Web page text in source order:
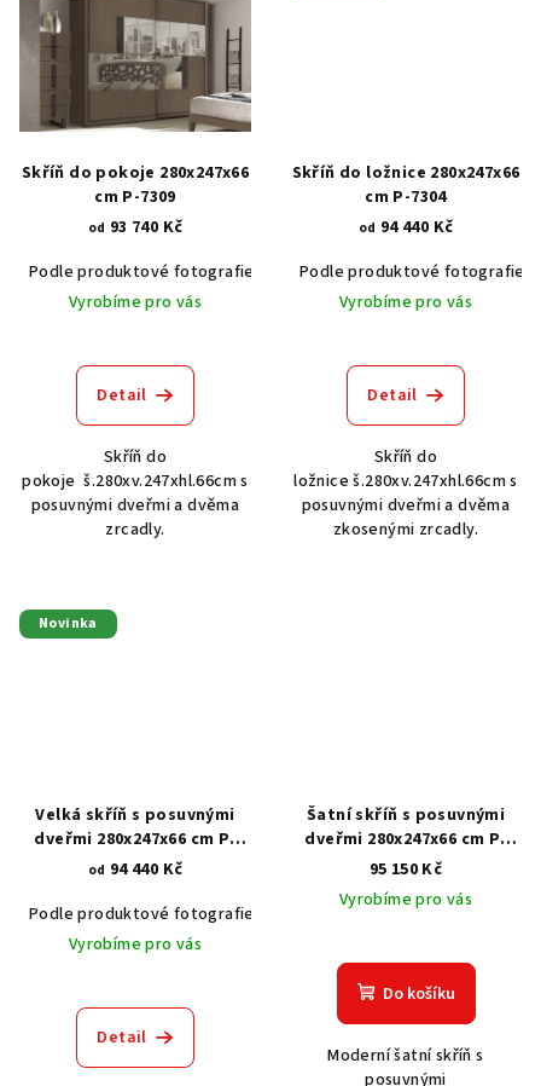
Skříň do pokoje 280x247x66
cm P-7309
od 93 740 Kč
Podle produktové fotografie
Akát vintage BT1551
Dub světlý
Vyrobíme pro vás
Detail
Skříň do
pokoje š.280xv.247xhl.66cm s
posuvnými dveřmi a dvěma
zrcadly.
Skříň do ložnice 280x247x66
cm P-7304
od 94 440 Kč
Podle produktové fotografie
Vyrobíme pro vás
Detail
Skříň do
ložnice š.280xv.247xhl.66cm s
posuvnými dveřmi a dvěma
zkosenými zrcadly.
Novinka
Velká skříň s posuvnými
dveřmi 280x247x66 cm P-
7298
od 94 440 Kč
Podle produktové fotografie
Akát vintage BT1551
Vyrobíme pro vás
Detail
Šatní skříň s posuvnými
dveřmi 280x247x66 cm P-
7245
95 150 Kč
Vyrobíme pro vás
Do košíku
Moderní šatní skříň s
posuvnými